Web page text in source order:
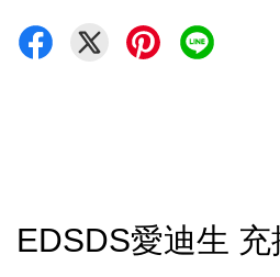
EDSDS愛迪生